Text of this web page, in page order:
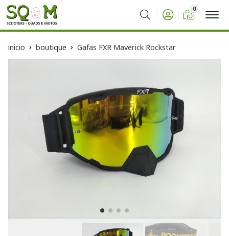
Buscar
0
inicio boutique Gafas FXR Maverick Rockstar